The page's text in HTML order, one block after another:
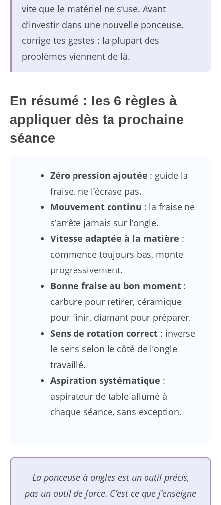
vite que le matériel ne s’use. Avant
d’investir dans une nouvelle ponceuse,
corrige tes gestes : la plupart des
problèmes viennent de là.
En résumé : les 6 règles à
appliquer dès ta prochaine
séance
Zéro pression ajoutée : guide la
fraise, ne l’écrase pas.
Mouvement continu : la fraise ne
s’arrête jamais sur l’ongle.
Vitesse adaptée à la matière :
commence toujours bas, monte
progressivement.
Bonne fraise au bon moment :
carbure pour retirer, céramique
pour finir, diamant pour préparer.
Sens de rotation correct : inverse
le sens selon le côté de l’ongle
travaillé.
Aspiration systématique :
aspirateur de table allumé à
chaque séance, sans exception.
La ponceuse à ongles est un outil précis,
pas un outil de force. C’est ce que j’enseigne